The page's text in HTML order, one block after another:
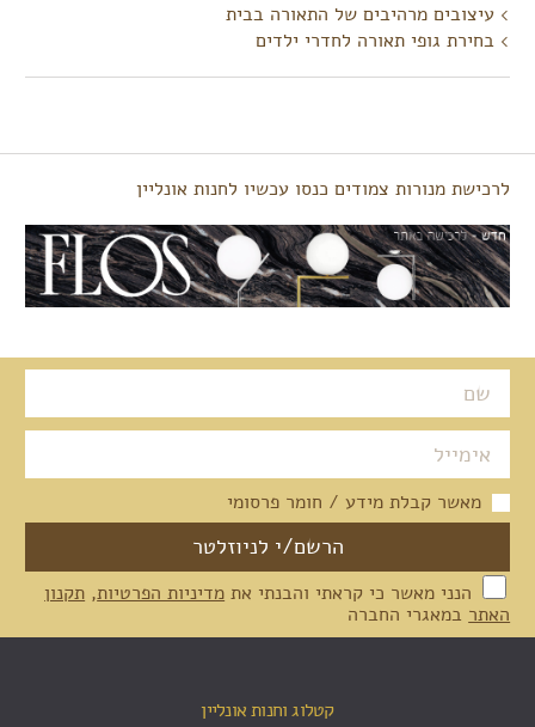
עיצובים מרהיבים של התאורה בבית
בחירת גופי תאורה לחדרי ילדים
לרכישת מנורות צמודים כנסו עכשיו לחנות אונליין
מאשר קבלת מידע / חומר פרסומי
הנני מאשר כי קראתי והבנתי את מדיניות הפרטיות, תקנון
האתר במאגרי החברה
קטלוג וחנות אונליין